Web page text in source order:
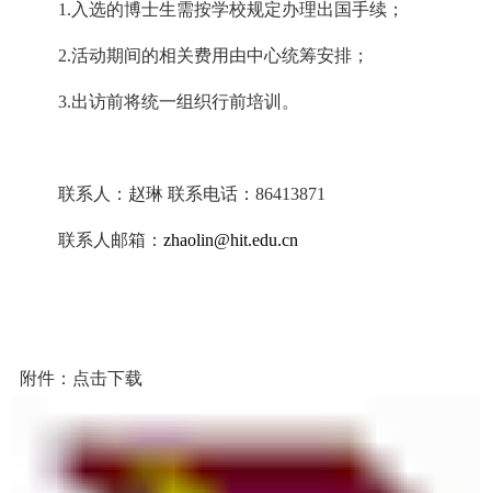
1. 入选的博士生需按学校规定办理出国手续；
2.活动期间的相关费用由中心统筹安排；
3.出访前将统一组织行前培训。
联系人：赵琳 联系电话： 86413871
联系人邮箱： zhaolin@hit.edu.cn
附件：点击下载